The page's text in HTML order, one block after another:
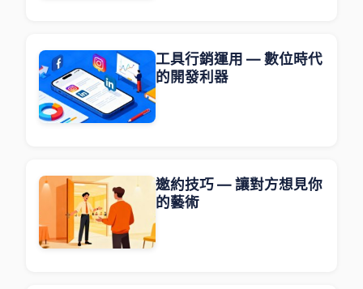
工具行銷運用 — 數位時代
的開發利器
邀約技巧 — 讓對方想見你
的藝術